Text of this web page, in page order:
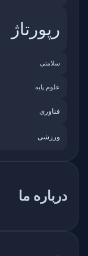
رپورتاژ
سلامتی
علوم پایه
فناوری
ورزشی
درباره ما